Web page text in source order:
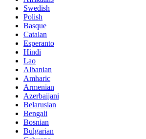
Swedish
Polish
Basque
Catalan
Esperanto
Hindi
Lao
Albanian
Amharic
Armenian
Azerbaijani
Belarusian
Bengali
Bosnian
Bulgarian